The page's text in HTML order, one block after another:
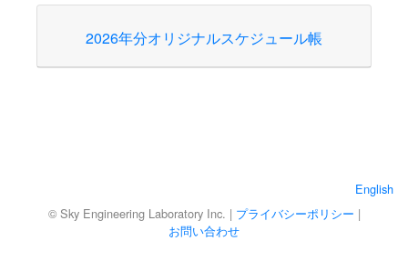
2026年分オリジナルスケジュール帳
English
© Sky Engineering Laboratory Inc. | プライバシーポリシー |
お問い合わせ